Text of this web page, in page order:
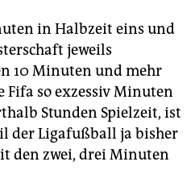
in Halbzeit eins und
jeweils
10 Minuten und mehr
Fifa so exzessiv Minuten
Stunden Spielzeit, ist
der Ligafußball ja bisher
den zwei, drei Minuten